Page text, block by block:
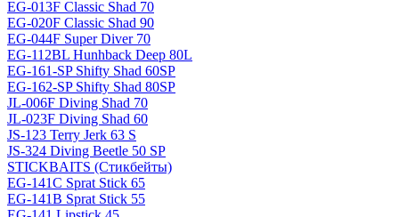
EG-013F Classic Shad 70
EG-020F Classic Shad 90
EG-044F Super Diver 70
EG-112BL Hunhback Deep 80L
EG-161-SP Shifty Shad 60SP
EG-162-SP Shifty Shad 80SP
JL-006F Diving Shad 70
JL-023F Diving Shad 60
JS-123 Terry Jerk 63 S
JS-324 Diving Beetle 50 SP
STICKBAITS (Стикбейты)
EG-141C Sprat Stick 65
EG-141B Sprat Stick 55